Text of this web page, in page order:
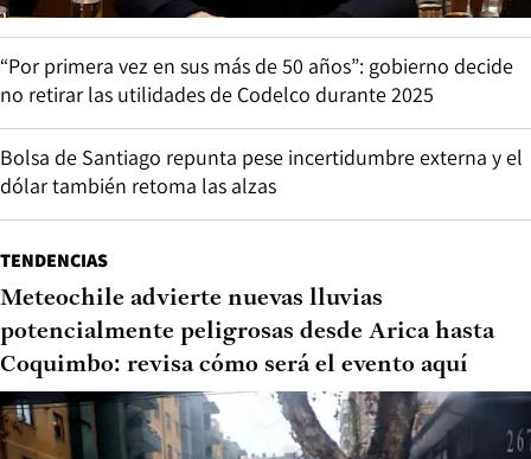
“Por primera vez en sus más de 50 años”: gobierno decide
no retirar las utilidades de Codelco durante 2025
Bolsa de Santiago repunta pese incertidumbre externa y el
dólar también retoma las alzas
TENDENCIAS
Meteochile advierte nuevas lluvias
potencialmente peligrosas desde Arica hasta
Coquimbo: revisa cómo será el evento aquí